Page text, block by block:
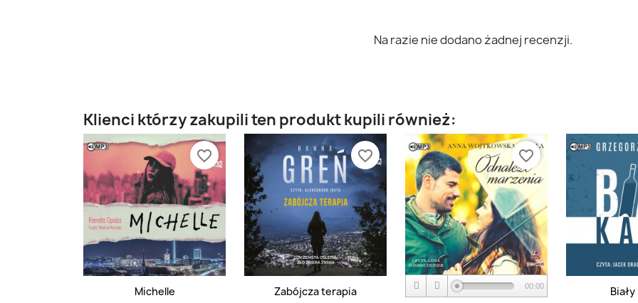
Na razie nie dodano żadnej recenzji.
Klienci którzy zakupili ten produkt kupili również:
Michelle
favorite_border
Zabójcza terapia
favorite_border
00:00
favorite_border